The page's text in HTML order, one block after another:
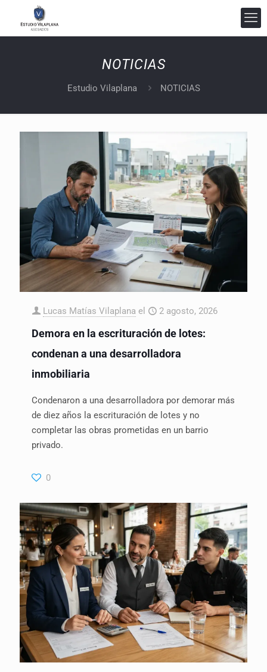
NOTICIAS
Estudio Vilaplana NOTICIAS
Lucas Matías Vilaplana el 2 agosto, 2026
Demora en la escrituración de lotes:
condenan a una desarrolladora
inmobiliaria
Condenaron a una desarrolladora por demorar más
de diez años la escrituración de lotes y no
completar las obras prometidas en un barrio
privado.
0
Estudio Vilaplana Abogados
En línea